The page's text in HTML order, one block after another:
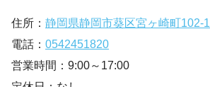
住所： 静岡県静岡市葵区宮ヶ崎町102-1
電話： 0542451820
営業時間：9:00～17:00